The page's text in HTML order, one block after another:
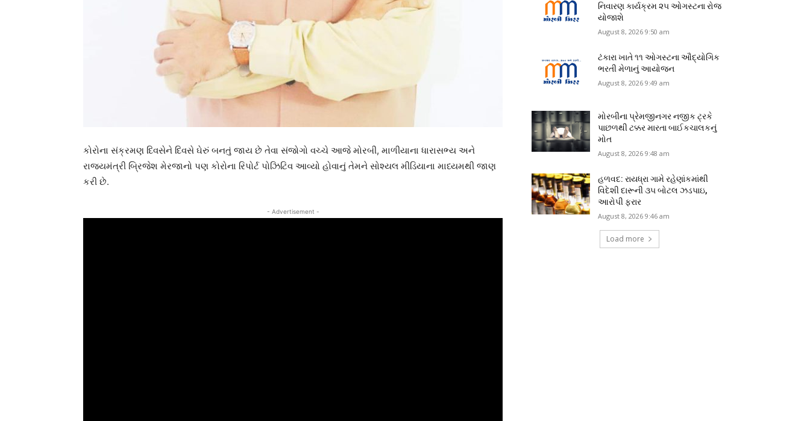
કોરોના સંક્રમણ દિવસેને દિવસે ઘેરું બનતું જાય છે તેવા સંજોગો વચ્ચે આજે મોરબી, માળીયાના ધારાસભ્ય અને
રાજ્યમંત્રી બ્રિજેશ મેરજાનો પણ કોરોના રિપોર્ટ પોઝિટિવ આવ્યો હોવાનું તેમને સોશ્યલ મીડિયાના માધ્યમથી જાણ
કરી છે.
- Advertisement -
નિવારણ કાર્યક્રમ ૨૫ ઓગસ્ટના રોજ
યોજાશે
August 8, 2026 9:50 am
ટંકારા ખાતે ૧૧ ઓગસ્ટના ઔદ્યોગિક
ભરતી મેળાનું આયોજન
August 8, 2026 9:49 am
મોરબીના પ્રેમજીનગર નજીક ટ્રકે
પાછળથી ટક્કર મારતા બાઈકચાલકનું
મોત
August 8, 2026 9:48 am
હળવદ: રાયધ્રા ગામે રહેણાંકમાંથી
વિદેશી દારૂની ૩૫ બોટલ ઝડપાઇ,
આરોપી ફરાર
August 8, 2026 9:46 am
Load more